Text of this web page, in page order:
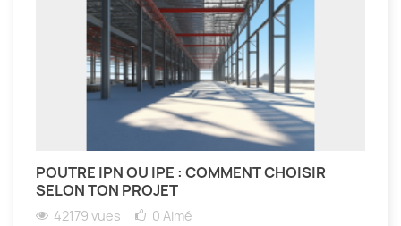
POUTRE IPN OU IPE : COMMENT CHOISIR
SELON TON PROJET
42179 vues 0 Aimé